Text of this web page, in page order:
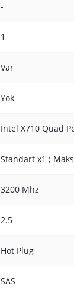
-
1
Var
Yok
Intel X710 Quad
Standart x1 ;
3200 Mhz
2.5
Hot Plug
SAS